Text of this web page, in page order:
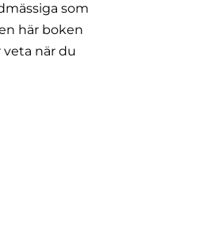
som
här boken
när du